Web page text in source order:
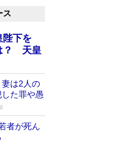
ス
陛下を
？ 天皇
妻は2人の
た罪や愚
者が死ん